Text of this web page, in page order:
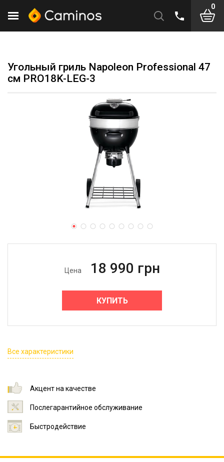
0
Угольный гриль Napoleon Professional 47
см PRO18K-LEG-3
Цена 18 990 грн
КУПИТЬ
Все характеристики
Акцент на качестве
Послегарантийное обслуживание
Быстродействие